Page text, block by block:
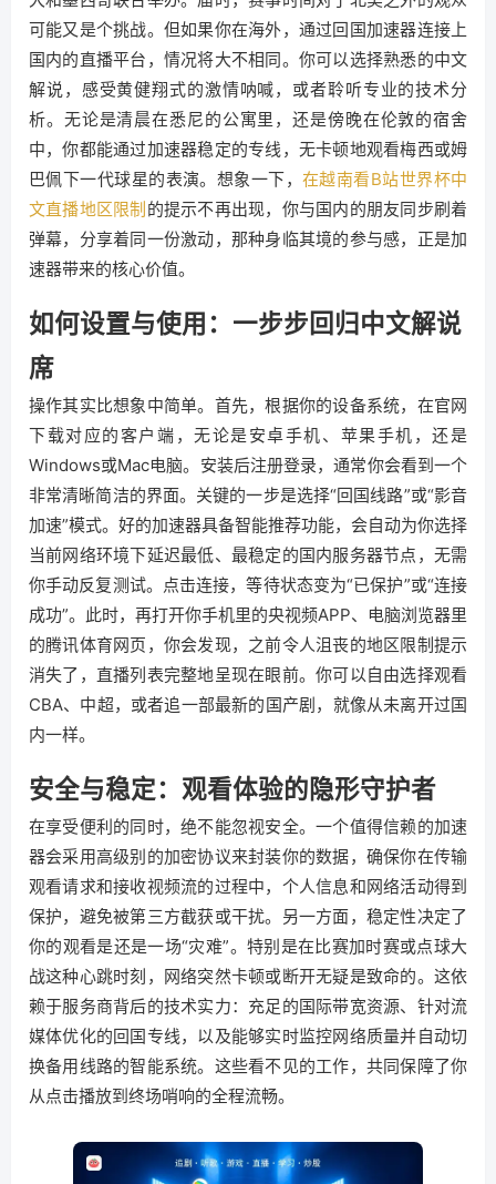
可能又是个挑战。但如果你在海外，通过回国加速器连接上
国内的直播平台，情况将大不相同。你可以选择熟悉的中文
解说，感受黄健翔式的激情呐喊，或者聆听专业的技术分
析。无论是清晨在悉尼的公寓里，还是傍晚在伦敦的宿舍
中，你都能通过加速器稳定的专线，无卡顿地观看梅西或姆
巴佩下一代球星的表演。想象一下，在越南看B站世界杯中
文直播地区限制的提示不再出现，你与国内的朋友同步刷着
弹幕，分享着同一份激动，那种身临其境的参与感，正是加
速器带来的核心价值。
如何设置与使用：一步步回归中文解说
席
操作其实比想象中简单。首先，根据你的设备系统，在官网
下载对应的客户端，无论是安卓手机、苹果手机，还是
Windows或Mac电脑。安装后注册登录，通常你会看到一个
非常清晰简洁的界面。关键的一步是选择“回国线路”或“影音
加速”模式。好的加速器具备智能推荐功能，会自动为你选择
当前网络环境下延迟最低、最稳定的国内服务器节点，无需
你手动反复测试。点击连接，等待状态变为“已保护”或“连接
成功”。此时，再打开你手机里的央视频APP、电脑浏览器里
的腾讯体育网页，你会发现，之前令人沮丧的地区限制提示
消失了，直播列表完整地呈现在眼前。你可以自由选择观看
CBA、中超，或者追一部最新的国产剧，就像从未离开过国
内一样。
安全与稳定：观看体验的隐形守护者
在享受便利的同时，绝不能忽视安全。一个值得信赖的加速
器会采用高级别的加密协议来封装你的数据，确保你在传输
观看请求和接收视频流的过程中，个人信息和网络活动得到
保护，避免被第三方截获或干扰。另一方面，稳定性决定了
你的观看是还是一场“灾难”。特别是在比赛加时赛或点球大
战这种心跳时刻，网络突然卡顿或断开无疑是致命的。这依
赖于服务商背后的技术实力：充足的国际带宽资源、针对流
媒体优化的回国专线，以及能够实时监控网络质量并自动切
换备用线路的智能系统。这些看不见的工作，共同保障了你
从点击播放到终场哨响的全程流畅。